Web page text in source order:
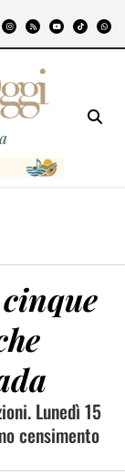
Lunedì 15
censimento